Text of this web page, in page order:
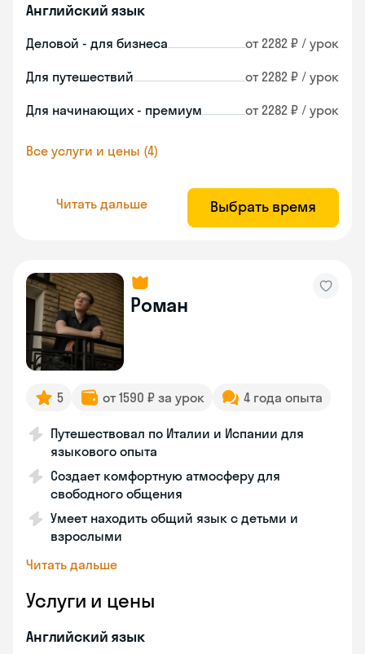
Английский язык
Деловой - для бизнеса от 2282 ₽ / урок
Для путешествий от 2282 ₽ / урок
Для начинающих - премиум от 2282 ₽ / урок
Все услуги и цены (4)
Читать дальше Выбрать время
Роман
5 от 1590 ₽ за урок 4 года опыта
Путешествовал по Италии и Испании для
языкового опыта
Создает комфортную атмосферу для
свободного общения
Умеет находить общий язык с детьми и
взрослыми
Читать дальше
Услуги и цены
Английский язык